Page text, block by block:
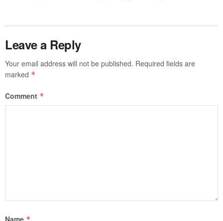
Leave a Reply
Your email address will not be published. Required fields are
marked *
Comment *
Name